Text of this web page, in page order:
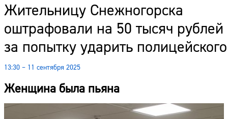
Жительницу Снежногорска
оштрафовали на 50 тысяч рублей
за попытку ударить полицейского
13:30 – 11 сентября 2025
Женщина была пьяна
Наши гости
Фоторепортажи
Погода
Курсы валют